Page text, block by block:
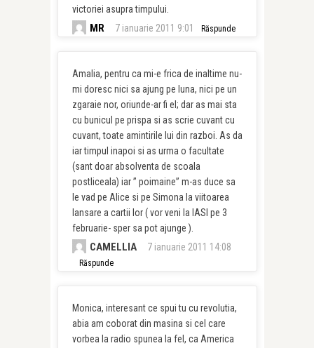
victoriei asupra timpului.
MR 7 ianuarie 2011 9:01 Răspunde
Amalia, pentru ca mi-e frica de inaltime nu-
mi doresc nici sa ajung pe luna, nici pe un
zgaraie nor, oriunde-ar fi el; dar as mai sta
cu bunicul pe prispa si as scrie cuvant cu
cuvant, toate amintirile lui din razboi. As da
iar timpul inapoi si as urma o facultate
(sant doar absolventa de scoala
postliceala) iar ” poimaine” m-as duce sa
le vad pe Alice si pe Simona la viitoarea
lansare a cartii lor ( vor veni la IASI pe 3
februarie- sper sa pot ajunge ).
CAMELLIA 7 ianuarie 2011 14:08
Răspunde
Monica, interesant ce spui tu cu revolutia,
abia am coborat din masina si cel care
vorbea la radio spunea la fel, ca America